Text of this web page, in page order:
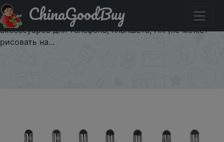
Знижка на Стилус для сенсорного экрана с двумя
головками, Емкостное перо для iPad, Samsung,
аксессуаров для телефона, планшета, ПК (не может
рисовать на…
ChinaGoodBuy